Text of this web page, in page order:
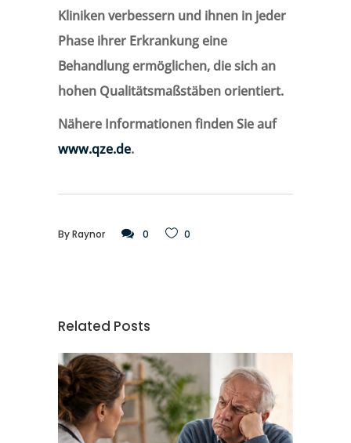
Kliniken verbessern und ihnen in jeder
Phase ihrer Erkrankung eine
Behandlung ermöglichen, die sich an
hohen Qualitätsmaßstäben orientiert.
Nähere Informationen finden Sie auf
www.qze.de.
ByRaynor 0 0
Related Posts